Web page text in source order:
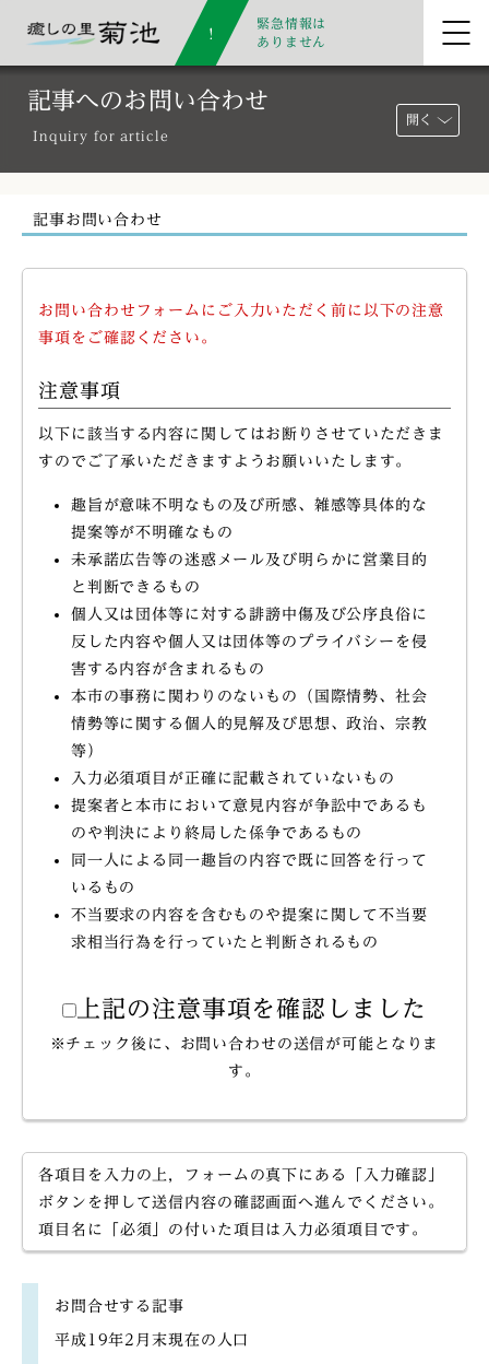
緊急情報は
ありません
記事へのお問い合わせ
Inquiry for article
開く
記事お問い合わせ
お問い合わせフォームにご入力いただく前に以下の注意
事項をご確認ください。
注意事項
以下に該当する内容に関してはお断りさせていただきま
すのでご了承いただきますようお願いいたします。
趣旨が意味不明なもの及び所感、雑感等具体的な
提案等が不明確なもの
未承諾広告等の迷惑メール及び明らかに営業目的
と判断できるもの
個人又は団体等に対する誹謗中傷及び公序良俗に
反した内容や個人又は団体等のプライバシーを侵
害する内容が含まれるもの
本市の事務に関わりのないもの（国際情勢、社会
情勢等に関する個人的見解及び思想、政治、宗教
等）
入力必須項目が正確に記載されていないもの
提案者と本市において意見内容が争訟中であるも
のや判決により終局した係争であるもの
同一人による同一趣旨の内容で既に回答を行って
いるもの
不当要求の内容を含むものや提案に関して不当要
求相当行為を行っていたと判断されるもの
上記の注意事項を確認しました
※チェック後に、お問い合わせの送信が可能となりま
す。
各項目を入力の上，フォームの真下にある「入力確認」
ボタンを押して送信内容の確認画面へ進んでください。
項目名に「必須」の付いた項目は入力必須項目です。
お問合せする記事
平成19年2月末現在の人口